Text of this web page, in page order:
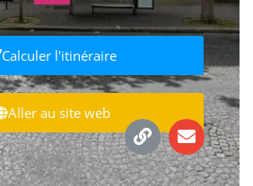
Calculer l'itinéraire
Aller au site web